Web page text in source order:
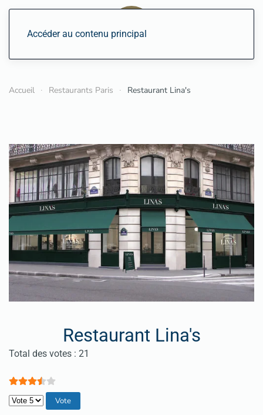
Accéder au contenu principal
Accueil Restaurants Paris Restaurant Lina's
Restaurant Lina's
Vote utilisateur:3.5
Total des votes : 21
Veuillez voter